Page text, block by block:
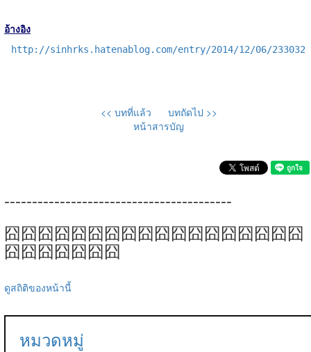
อ้างอิง
http://sinhrks.hatenablog.com/entry/2014/12/06/233032
<< บทที่แล้ว
บทถัดไป >>
หน้าสารบัญ
-----------------------------------------
囧囧囧囧囧囧囧囧囧囧囧囧囧囧囧囧囧囧
囧囧囧囧囧囧囧
ดูสถิติของหน้านี้
หมวดหมู่